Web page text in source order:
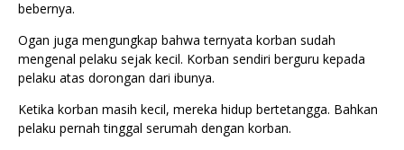
bebernya.
Ogan juga mengungkap bahwa ternyata korban sudah
mengenal pelaku sejak kecil. Korban sendiri berguru kepada
pelaku atas dorongan dari ibunya.
Ketika korban masih kecil, mereka hidup bertetangga. Bahkan
pelaku pernah tinggal serumah dengan korban.